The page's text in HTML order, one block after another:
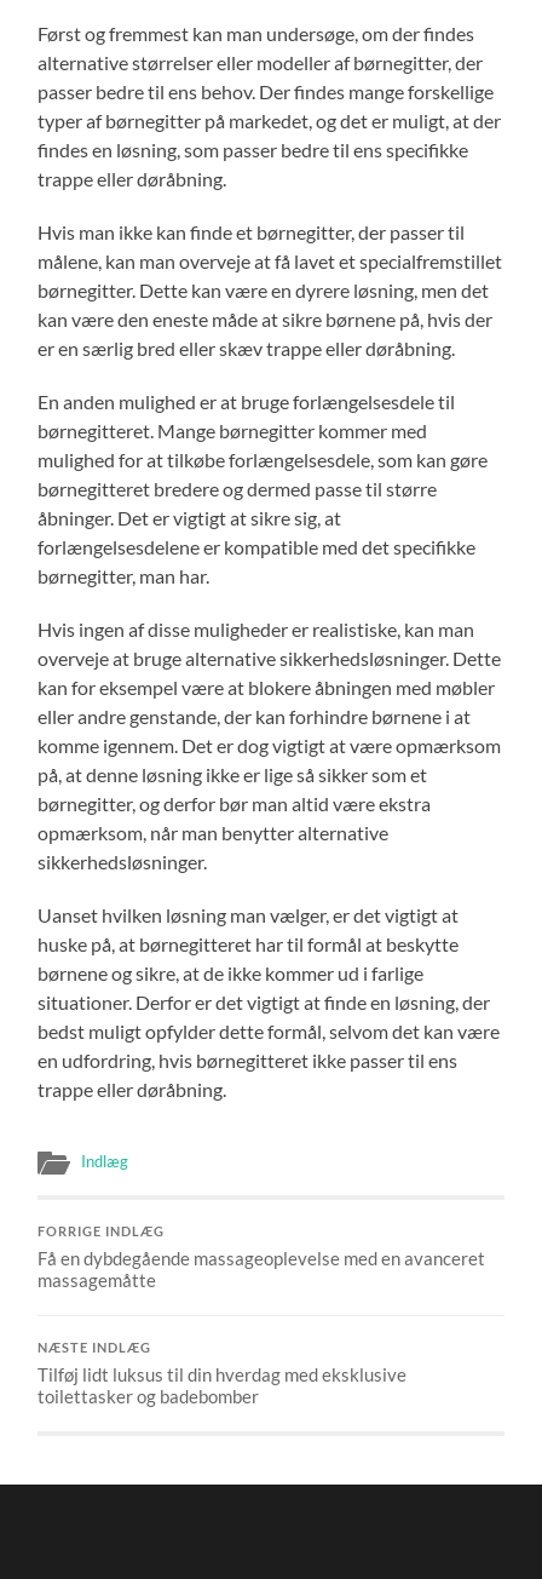
Først og fremmest kan man undersøge, om der findes
alternative størrelser eller modeller af børnegitter, der
passer bedre til ens behov. Der findes mange forskellige
typer af børnegitter på markedet, og det er muligt, at der
findes en løsning, som passer bedre til ens specifikke
trappe eller døråbning.
Hvis man ikke kan finde et børnegitter, der passer til
målene, kan man overveje at få lavet et specialfremstillet
børnegitter. Dette kan være en dyrere løsning, men det
kan være den eneste måde at sikre børnene på, hvis der
er en særlig bred eller skæv trappe eller døråbning.
En anden mulighed er at bruge forlængelsesdele til
børnegitteret. Mange børnegitter kommer med
mulighed for at tilkøbe forlængelsesdele, som kan gøre
børnegitteret bredere og dermed passe til større
åbninger. Det er vigtigt at sikre sig, at
forlængelsesdelene er kompatible med det specifikke
børnegitter, man har.
Hvis ingen af disse muligheder er realistiske, kan man
overveje at bruge alternative sikkerhedsløsninger. Dette
kan for eksempel være at blokere åbningen med møbler
eller andre genstande, der kan forhindre børnene i at
komme igennem. Det er dog vigtigt at være opmærksom
på, at denne løsning ikke er lige så sikker som et
børnegitter, og derfor bør man altid være ekstra
opmærksom, når man benytter alternative
sikkerhedsløsninger.
Uanset hvilken løsning man vælger, er det vigtigt at
huske på, at børnegitteret har til formål at beskytte
børnene og sikre, at de ikke kommer ud i farlige
situationer. Derfor er det vigtigt at finde en løsning, der
bedst muligt opfylder dette formål, selvom det kan være
en udfordring, hvis børnegitteret ikke passer til ens
trappe eller døråbning.
Indlæg
FORRIGE INDLÆG
Få en dybdegående massageoplevelse med en avanceret
massagemåtte
NÆSTE INDLÆG
Tilføj lidt luksus til din hverdag med eksklusive
toilettasker og badebomber